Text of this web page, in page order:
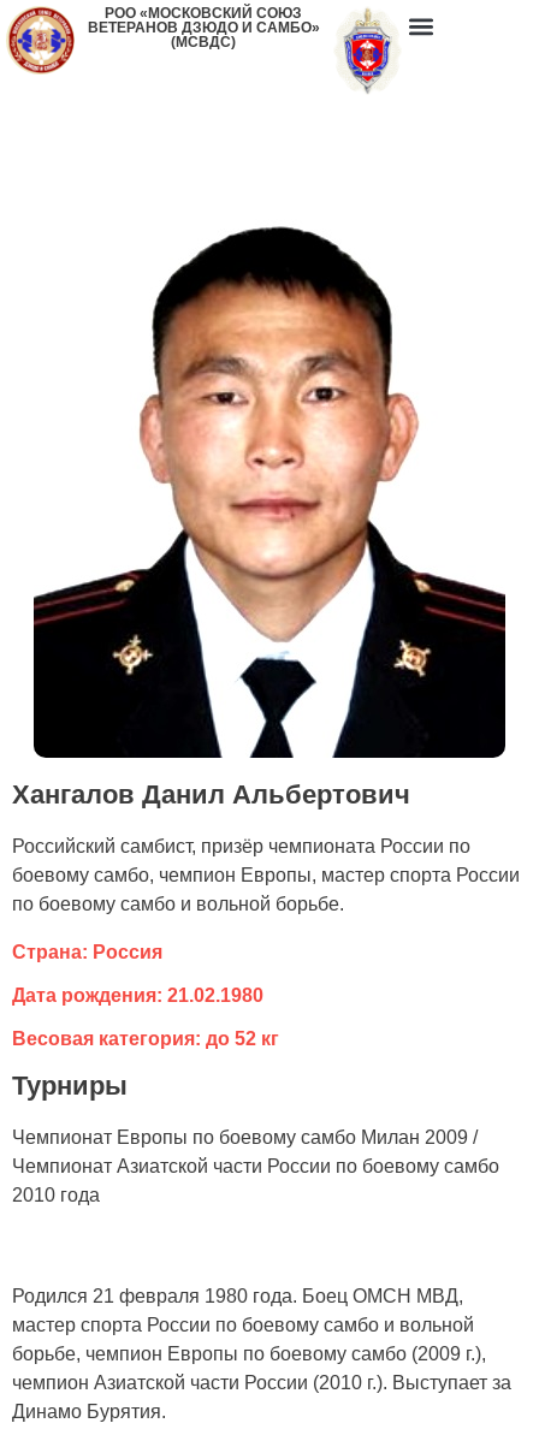
РОО «МОСКОВСКИЙ СОЮЗ
ВЕТЕРАНОВ ДЗЮДО И САМБО»
(МСВДС)
Хангалов Данил Альбертович
Российский самбист, призёр чемпионата России по
боевому самбо, чемпион Европы, мастер спорта России
по боевому самбо и вольной борьбе.
Страна: Россия
Дата рождения: 21.02.1980
Весовая категория: до 52 кг
Турниры
Чемпионат Европы по боевому самбо Милан 2009 /
Чемпионат Азиатской части России по боевому самбо
2010 года
Родился 21 февраля 1980 года. Боец ОМСН МВД,
мастер спорта России по боевому самбо и вольной
борьбе, чемпион Европы по боевому самбо (2009 г.),
чемпион Азиатской части России (2010 г.). Выступает за
Динамо Бурятия.